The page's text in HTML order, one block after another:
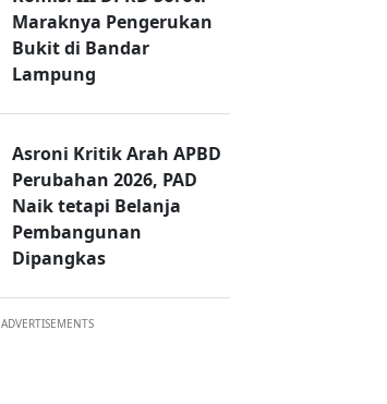
Maraknya Pengerukan
Bukit di Bandar
Lampung
Asroni Kritik Arah APBD
Perubahan 2026, PAD
Naik tetapi Belanja
Pembangunan
Dipangkas
ADVERTISEMENTS